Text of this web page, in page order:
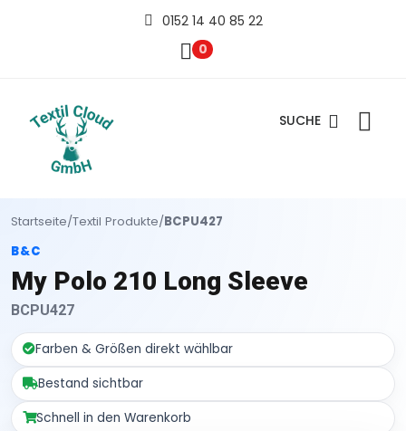
0152 14 40 85 22
0
SUCHE
Startseite/Textil Produkte/BCPU427
B&C
My Polo 210 Long Sleeve
BCPU427
Farben & Größen direkt wählbar
Bestand sichtbar
Schnell in den Warenkorb